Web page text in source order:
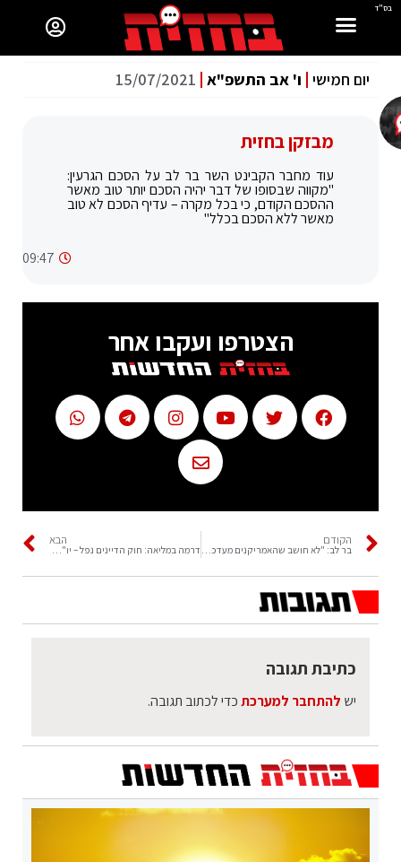
בס"ד
יום חמישי ו' אב התשפ"א 15/07/2021
מבזקן בחזית
עוד מחבר הקבינט השר בר לב על הסכם הגרעין:
"מקווה שבסופו של דבר יהיה הסכם יותר טוב מאשר
ההסכם הקודם, כי בכל מקרה – עדיף הסכם לא טוב
מאשר ללא הסכם בכלל"
09:47
הצטרפו ועקבו אחר
הקודם הבא
כתיבת תגובה
יש להתחבר למערכתכדי לכתוב תגובה.